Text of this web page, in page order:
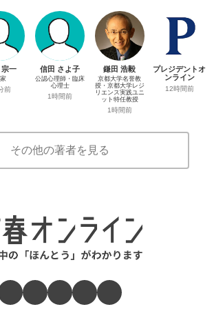
宗一
前
信田 さよ子
公認心理師・臨床
心理士
1時間前
鎌田 浩毅
京都大学名誉教
授・京都大学レジ
リエンス実践ユニ
ット特任教授
1時間前
プレジデントオ
ンライン
12時間前
その他の著者を見る